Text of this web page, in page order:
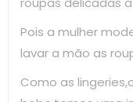
Pois a mulher
lavar a mão as
Como as